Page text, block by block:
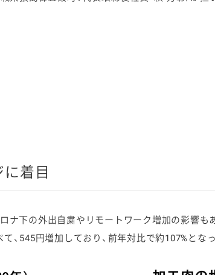
着目
下の外出自粛やリモートワーク増加の影響も
、545円増加しており、前年対比で約107%とな